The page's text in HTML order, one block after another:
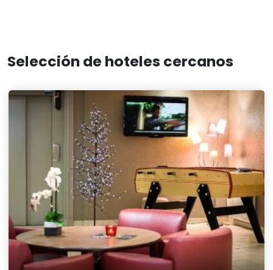
Selección de hoteles cercanos